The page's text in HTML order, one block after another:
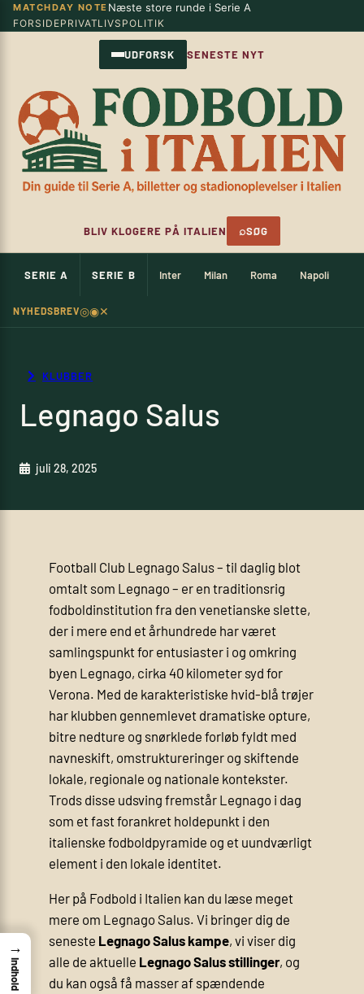
Spring
til
MATCHDAY NOTE Næste store runde i Serie A
FORSIDEPRIVATLIVSPOLITIK
UDFORSK SENESTE NYT
BLIV KLOGERE PÅ ITALIEN ⌕SØG
SERIE A SERIE B Inter Milan Roma Napoli
NYHEDSBREV◎◉✕
KLUBBER
Legnago Salus
juli 28, 2025
Football Club Legnago Salus – til daglig blot
omtalt som Legnago – er en traditionsrig
fodboldinstitution fra den venetianske slette,
der i mere end et århundrede har været
samlingspunkt for entusiaster i og omkring
byen Legnago, cirka 40 kilometer syd for
Verona. Med de karakteristiske hvid-blå trøjer
har klubben gennemlevet dramatiske opture,
bitre nedture og snørklede forløb fyldt med
navneskift, omstruktureringer og skiftende
lokale, regionale og nationale kontekster.
Trods disse udsving fremstår Legnago i dag
som et fast forankret holdepunkt i den
italienske fodboldpyramide og et uundværligt
element i den lokale identitet.
Her på Fodbold i Italien kan du læse meget
mere om Legnago Salus. Vi bringer dig de
seneste Legnago Salus kampe, vi viser dig
alle de aktuelle Legnago Salus stillinger, og
du kan også få masser af spændende
→
Indhold